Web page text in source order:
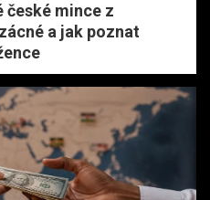
české mince z
a jak poznat